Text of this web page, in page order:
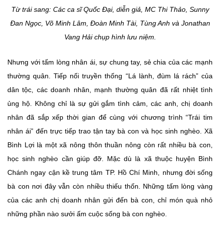
Từ trái sang: Các ca sĩ Quốc Đại, diễn giả, MC Thi Thảo, Sunny
Đan Ngọc, Võ Minh Lâm, Đoàn Minh Tài, Tùng Anh và Jonathan
Vang Hải chụp hình lưu niệm.
Nhưng với tấm lòng nhân ái, sự chung tay, sẻ chia của các mạnh
thường quân. Tiếp nối truyền thống “Lá lành, đùm lá rách” của
dân tộc, các doanh nhân, mạnh thường quân đã rất nhiệt tình
ủng hộ. Không chỉ là sự gửi gắm tình cảm, các anh, chị doanh
nhân đã sắp xếp thời gian để cùng với chương trình “Trái tim
nhân ái” đến trực tiếp trao tận tay bà con và học sinh nghèo. Xã
Bình Lợi là một xã nông thôn thuần nông còn rất nhiều bà con,
học sinh nghèo cần giúp đỡ. Mặc dù là xã thuộc huyện Bình
Chánh ngay cận kề trung tâm TP. Hồ Chí Minh, nhưng đời sống
bà con nơi đây vẫn còn nhiều thiếu thốn. Những tấm lòng vàng
của các anh chị doanh nhân gửi đến bà con, chỉ món quà nhỏ
những phần nào sưởi ấm cuộc sống bà con nghèo.